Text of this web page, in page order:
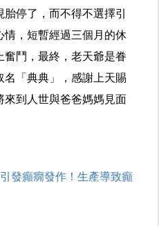
停了，而不得不選擇引
情，短暫經過三個月的休
奮鬥，最終，老天爺是眷
名「典典」，感謝上天賜
來到人世與爸爸媽媽見面
發癲癇發作！生產導致癲